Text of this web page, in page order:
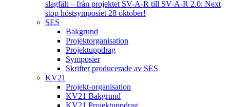
slagfält – från projektet SV-A-R till SV-A-R 2.0: Next
stop höstsymposiet 28 oktober!
SES
Bakgrund
Projekt­organisation
Projektuppdrag
Symposier
Skrifter producerade av SES
KV21
Projekt-organisation
KV21 Bakgrund
KV21 Projektuppdrag